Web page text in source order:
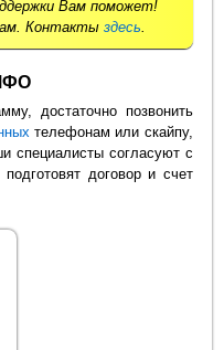
Вам поможет!
Контакты здесь
достаточно позвонить
телефонам или скайпу,
специалисты согласуют с
договор и счет